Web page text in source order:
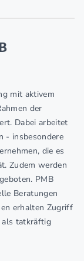
mit aktivem
der
Dabei arbeitet
- insbesondere
die es
Zudem werden
PMB
Beratungen
erhalten Zugriff
als tatkräftig